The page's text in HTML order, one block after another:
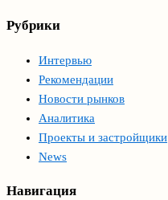
Рубрики
Интервью
Рекомендации
Новости рынков
Аналитика
Проекты и застройщики
News
Навигация